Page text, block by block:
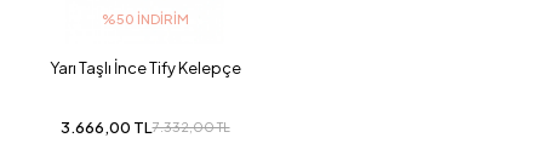
%50 İNDIRIM
Yarı Taşlı İnce Tify Kelepçe
3.666,00 TL7.332,00 TL